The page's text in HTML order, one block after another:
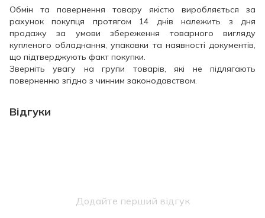
Обмін та повернення товару якістю виробляється за
рахунок покупця протягом 14 днів належить з дня
продажу за умови збереження товарного вигляду
купленого обладнання, упаковки та наявності документів,
що підтверджують факт покупки.
Зверніть увагу на групи товарів, які не підлягають
поверненню згідно з чинним законодавством.
Відгуки
Додайте перший відгук